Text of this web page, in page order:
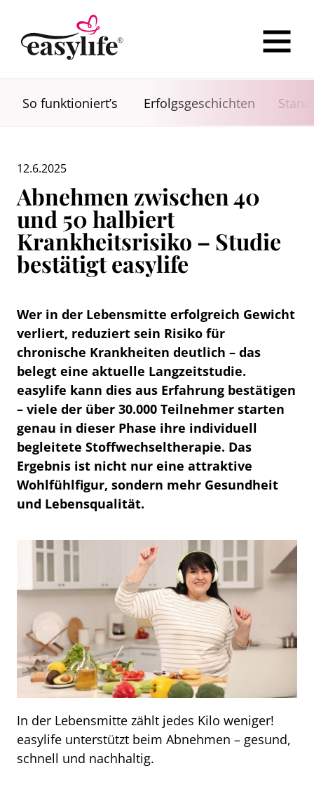
So funktioniert’s Erfolgsgeschichten
12.6.2025
Abnehmen zwischen 40
und 50 halbiert
Krankheitsrisiko – Studie
bestätigt easylife
Wer in der Lebensmitte erfolgreich Gewicht
verliert, reduziert sein Risiko für
chronische Krankheiten deutlich – das
belegt eine aktuelle Langzeitstudie.
easylife kann dies aus Erfahrung bestätigen
– viele der über 30.000 Teilnehmer starten
genau in dieser Phase ihre individuell
begleitete Stoffwechseltherapie. Das
Ergebnis ist nicht nur eine attraktive
Wohlfühlfigur, sondern mehr Gesundheit
und Lebensqualität.
In der Lebensmitte zählt jedes Kilo weniger!
easylife unterstützt beim Abnehmen – gesund,
schnell und nachhaltig.